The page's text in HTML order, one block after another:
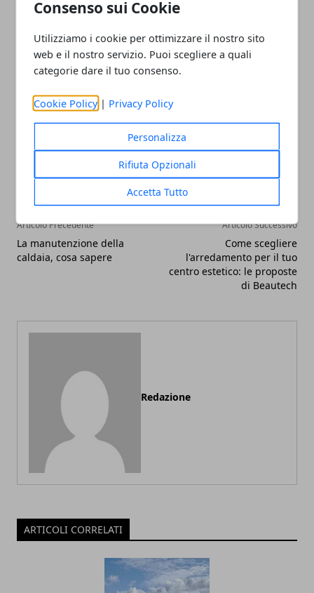
Consenso sui Cookie
Utilizziamo i cookie per ottimizzare il nostro sito
web e il nostro servizio. Puoi scegliere a quali
categorie dare il tuo consenso.
Cookie Policy | Privacy Policy
Personalizza
Rifiuta Opzionali
Accetta Tutto
occhi e il cuore di bellezza e di riflettere sulla
potenza della natura e sulla grandezza dell’ingegno
dell’uomo.
Facebook
TwitterWhatsapp
Articolo Precedente
La manutenzione della
caldaia, cosa sapere
Articolo Successivo
Come scegliere
l'arredamento per il tuo
centro estetico: le proposte
di Beautech
Redazione
ARTICOLI CORRELATI